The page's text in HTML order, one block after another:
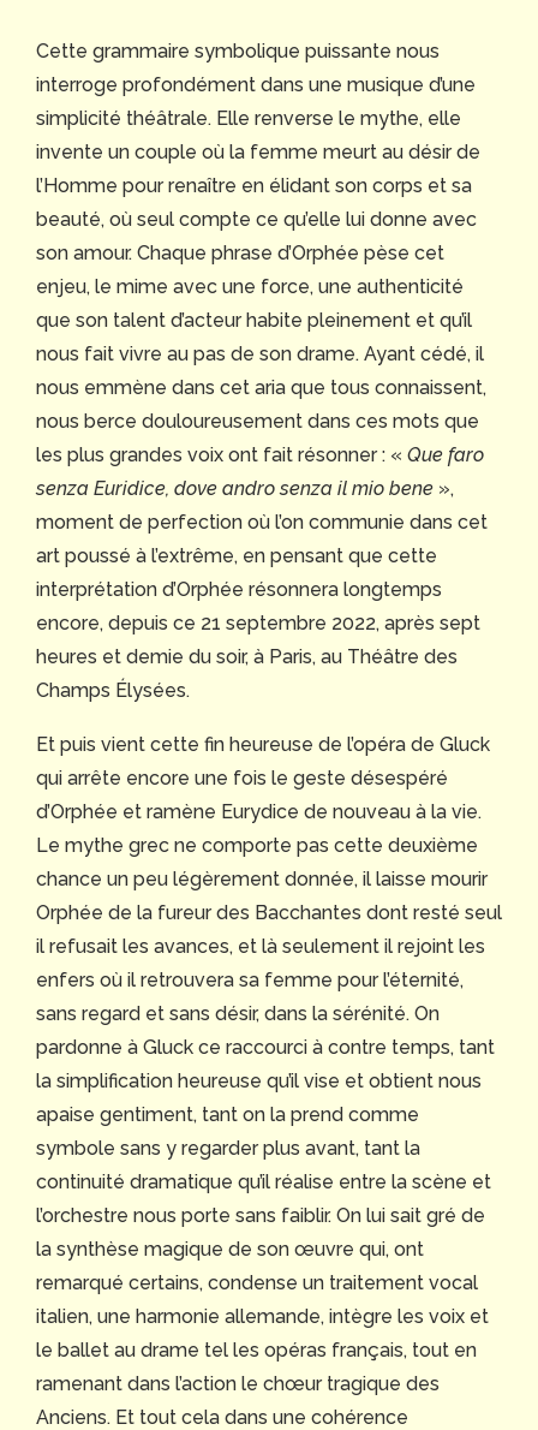
Cette grammaire symbolique puissante nous
interroge profondément dans une musique d’une
simplicité théâtrale. Elle renverse le mythe, elle
invente un couple où la femme meurt au désir de
l’Homme pour renaître en élidant son corps et sa
beauté, où seul compte ce qu’elle lui donne avec
son amour. Chaque phrase d’Orphée pèse cet
enjeu, le mime avec une force, une authenticité
que son talent d’acteur habite pleinement et qu’il
nous fait vivre au pas de son drame. Ayant cédé, il
nous emmène dans cet aria que tous connaissent,
nous berce douloureusement dans ces mots que
les plus grandes voix ont fait résonner : « Que faro
senza Euridice, dove andro senza il mio bene »,
moment de perfection où l’on communie dans cet
art poussé à l’extrême, en pensant que cette
interprétation d’Orphée résonnera longtemps
encore, depuis ce 21 septembre 2022, après sept
heures et demie du soir, à Paris, au Théâtre des
Champs Élysées.
Et puis vient cette fin heureuse de l’opéra de Gluck
qui arrête encore une fois le geste désespéré
d’Orphée et ramène Eurydice de nouveau à la vie.
Le mythe grec ne comporte pas cette deuxième
chance un peu légèrement donnée, il laisse mourir
Orphée de la fureur des Bacchantes dont resté seul
il refusait les avances, et là seulement il rejoint les
enfers où il retrouvera sa femme pour l’éternité,
sans regard et sans désir, dans la sérénité. On
pardonne à Gluck ce raccourci à contre temps, tant
la simplification heureuse qu’il vise et obtient nous
apaise gentiment, tant on la prend comme
symbole sans y regarder plus avant, tant la
continuité dramatique qu’il réalise entre la scène et
l’orchestre nous porte sans faiblir. On lui sait gré de
la synthèse magique de son œuvre qui, ont
remarqué certains, condense un traitement vocal
italien, une harmonie allemande, intègre les voix et
le ballet au drame tel les opéras français, tout en
ramenant dans l’action le chœur tragique des
Anciens. Et tout cela dans une cohérence